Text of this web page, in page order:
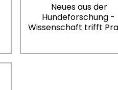
Neues aus der
Hundeforschung -
Wissenschaft trifft